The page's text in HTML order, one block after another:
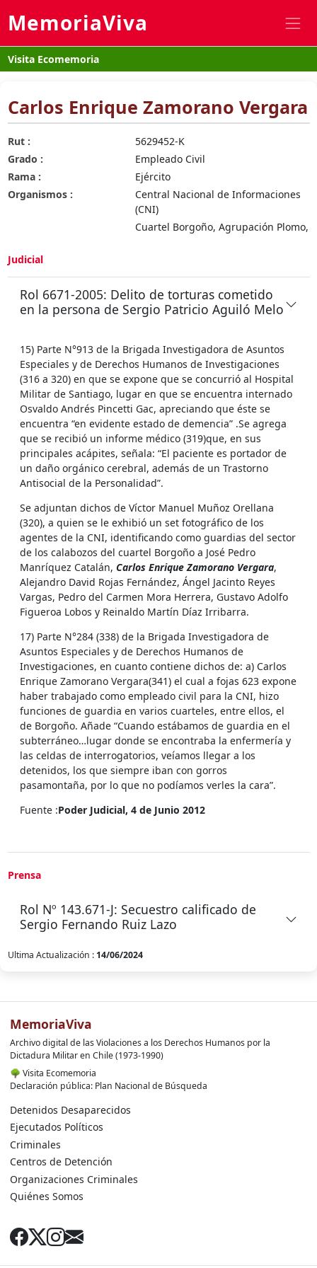
MemoriaViva
Visita Ecomemoria
Carlos Enrique Zamorano Vergara
Rut :
5629452-K
Grado :
Empleado Civil
Rama :
Ejército
Organismos :
Central Nacional de Informaciones
(CNI)
Cuartel Borgoño, Agrupación Plomo,
Judicial
Rol 6671-2005: Delito de torturas cometido
en la persona de Sergio Patricio Aguiló Melo
15) Parte N°913 de la Brigada Investigadora de Asuntos
Especiales y de Derechos Humanos de Investigaciones
(316 a 320) en que se expone que se concurrió al Hospital
Militar de Santiago, lugar en que se encuentra internado
Osvaldo Andrés Pincetti Gac, apreciando que éste se
encuentra “en evidente estado de demencia” .Se agrega
que se recibió un informe médico (319)que, en sus
principales acápites, señala: “El paciente es portador de
un daño orgánico cerebral, además de un Trastorno
Antisocial de la Personalidad”.
Se adjuntan dichos de Víctor Manuel Muñoz Orellana
(320), a quien se le exhibió un set fotográfico de los
agentes de la CNI, identificando como guardias del sector
de los calabozos del cuartel Borgoño a José Pedro
Manríquez Catalán, Carlos Enrique Zamorano Vergara,
Alejandro David Rojas Fernández, Ángel Jacinto Reyes
Vargas, Pedro del Carmen Mora Herrera, Gustavo Adolfo
Figueroa Lobos y Reinaldo Martín Díaz Irribarra.
17) Parte N°284 (338) de la Brigada Investigadora de
Asuntos Especiales y de Derechos Humanos de
Investigaciones, en cuanto contiene dichos de: a) Carlos
Enrique Zamorano Vergara(341) el cual a fojas 623 expone
haber trabajado como empleado civil para la CNI, hizo
funciones de guardia en varios cuarteles, entre ellos, el
de Borgoño. Añade “Cuando estábamos de guardia en el
subterráneo…lugar donde se encontraba la enfermería y
las celdas de interrogatorios, veíamos llegar a los
detenidos, los que siempre iban con gorros
pasamontaña, por lo que no podíamos verles la cara”.
Fuente :Poder Judicial, 4 de Junio 2012
Prensa
Rol Nº 143.671-J: Secuestro calificado de
Sergio Fernando Ruiz Lazo
Ultima Actualización : 14/06/2024
MemoriaViva
Archivo digital de las Violaciones a los Derechos Humanos por la
Dictadura Militar en Chile (1973-1990)
🌳 Visita Ecomemoria
Declaración pública: Plan Nacional de Búsqueda
Detenidos Desaparecidos
Ejecutados Políticos
Criminales
Centros de Detención
Organizaciones Criminales
Quiénes Somos